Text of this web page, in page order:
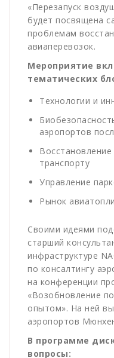
«Перезапуск
будет посвящена
проблемам
авиаперевозок.
Мероприятие
тематических
Технологии и
аэропортов
транспорту
Управление
Рынок
Своими идеями
старший
инфраструктуре
по консалтингу
на конференции
«Возобновление
опытом». На ней
аэропортов
В программе
вопросы: